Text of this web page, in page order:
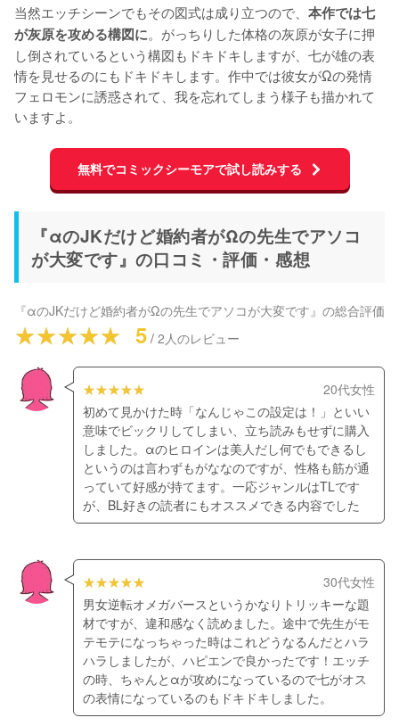
当然エッチシーンでもその図式は成り立つので、 本作では七
が灰原を攻める構図に。がっちりした体格の灰原が女子に押
し倒されているという構図もドキドキしますが、七が雄の表
情を見せるのにもドキドキします。作中では彼女がΩの発情
フェロモンに誘惑されて、我を忘れてしまう様子も描かれて
いますよ。
無料でコミックシーモアで試し読みする
『αのJKだけど婚約者がΩの先生でアソコ
が大変です』の口コミ・評価・感想
『αのJKだけど婚約者がΩの先生でアソコが大変です』 の総合評価
5 / 2 人のレビュー
20代女性
初めて見かけた時「なんじゃこの設定は！」といい
意味でビックリしてしまい、立ち読みもせずに購入
しました。αのヒロインは美人だし何でもできるし
というのは言わずもがななのですが、性格も筋が通
っていて好感が持てます。一応ジャンルはTLです
が、BL好きの読者にもオススメできる内容でした
30代女性
男女逆転オメガバースというかなりトリッキーな題
材ですが、違和感なく読めました。途中で先生がモ
テモテになっちゃった時はこれどうなるんだとハラ
ハラしましたが、ハピエンで良かったです！エッチ
の時、ちゃんとαが攻めになっているので七がオス
の表情になっているのもドキドキしました。